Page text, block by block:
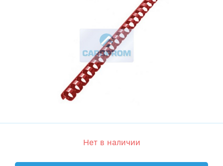
Нет в наличии